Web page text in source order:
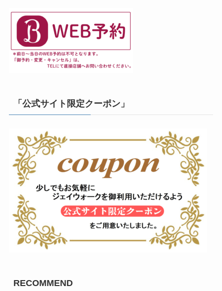
「公式サイト限定クーポン」
RECOMMEND